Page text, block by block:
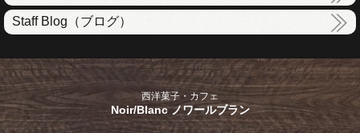
Staff Blog（ブログ）
西洋菓子・カフェ
Noir/Blanc ノワールブラン